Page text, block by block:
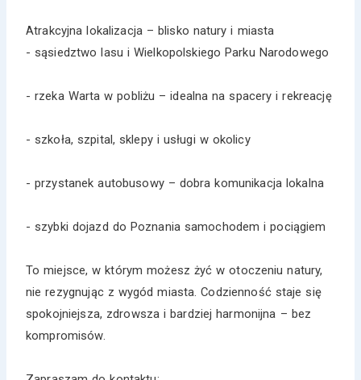
Atrakcyjna lokalizacja – blisko natury i miasta
- sąsiedztwo lasu i Wielkopolskiego Parku Narodowego
- rzeka Warta w pobliżu – idealna na spacery i rekreację
- szkoła, szpital, sklepy i usługi w okolicy
- przystanek autobusowy – dobra komunikacja lokalna
- szybki dojazd do Poznania samochodem i pociągiem
To miejsce, w którym możesz żyć w otoczeniu natury,
nie rezygnując z wygód miasta. Codzienność staje się
spokojniejsza, zdrowsza i bardziej harmonijna – bez
kompromisów.